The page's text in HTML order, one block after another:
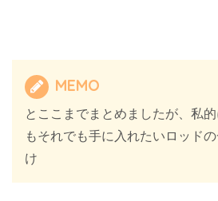
MEMO
とここまでまとめましたが、私
もそれでも手に入れたいロッド
け